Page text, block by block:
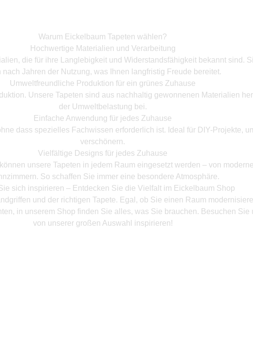
Warum Eickelbaum Tapeten wählen?
Hochwertige Materialien und Verarbeitung
die für ihre Langlebigkeit und Widerstandsfähigkeit bekannt sind.
nach Jahren der Nutzung, was Ihnen langfristig Freude bereitet.
Umweltfreundliche Produktion für ein grünes Zuhause
Unsere Tapeten sind aus nachhaltig gewonnenen Materialien
der Umweltbelastung bei.
Einfache Anwendung für jedes Zuhause
dass spezielles Fachwissen erforderlich ist. Ideal für DIY-Projekte,
verschönern.
Vielfältige Designs für jedes Zuhause
unsere Tapeten in jedem Raum eingesetzt werden – von
So schaffen Sie immer eine besondere Atmosphäre.
sich inspirieren – Entdecken Sie die Vielfalt im Eickelbaum Shop
und der richtigen Tapete. Egal, ob Sie einen Raum
in unserem Shop finden Sie alles, was Sie brauchen. Besuchen
von unserer großen Auswahl inspirieren!